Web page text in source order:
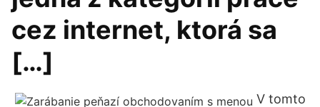
cez internet, ktorá sa
[…]
V tomto